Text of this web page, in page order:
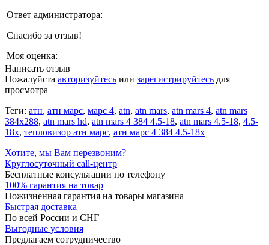
Ответ администратора:
Спасибо за отзыв!
Моя оценка:
Написать отзыв
Пожалуйста авторизуйтесь или зарегистрируйтесь для
просмотра
Теги: атн, атн марс, марс 4, atn, atn mars, atn mars 4, atn mars
384x288, atn mars hd, atn mars 4 384 4.5-18, atn mars 4.5-18, 4.5-
18x, тепловизор атн марс, атн марс 4 384 4.5-18х
Хотите, мы Вам перезвоним?
Круглосуточный call-центр
Бесплатные консультации по телефону
100% гарантия на товар
Пожизненная гарантия на товары магазина
Быстрая доставка
По всей России и СНГ
Выгодные условия
Предлагаем сотрудничество